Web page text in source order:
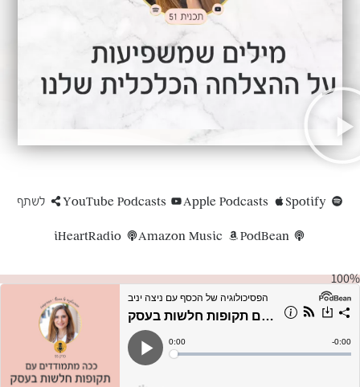
Spotify
Apple Podcasts
YouTube Podcasts לשתף
PodBean
Amazon Music
iHeartRadio
100%